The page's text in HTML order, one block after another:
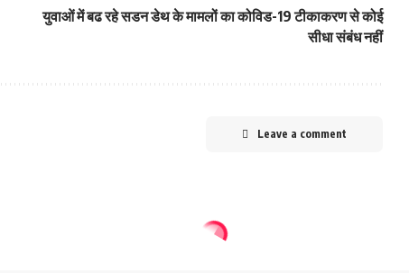
युवाओं में बढ रहे सडन डेथ के मामलों का कोविड-19 टीकाकरण से कोई
सीधा संबंध नहीं
Leave a comment